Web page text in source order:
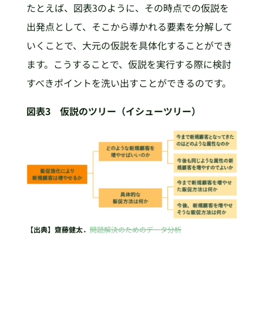
たとえば、図表3のように、その時点での仮説を
出発点として、そこから導かれる要素を分解して
いくことで、大元の仮説を具体化することができ
ます。こうすることで、仮説を実行する際に検討
すべきポイントを洗い出すことができるのです。
図表3 仮説のツリー（イシューツリー）
【出典】齋藤健太．問題解決のためのデータ分析